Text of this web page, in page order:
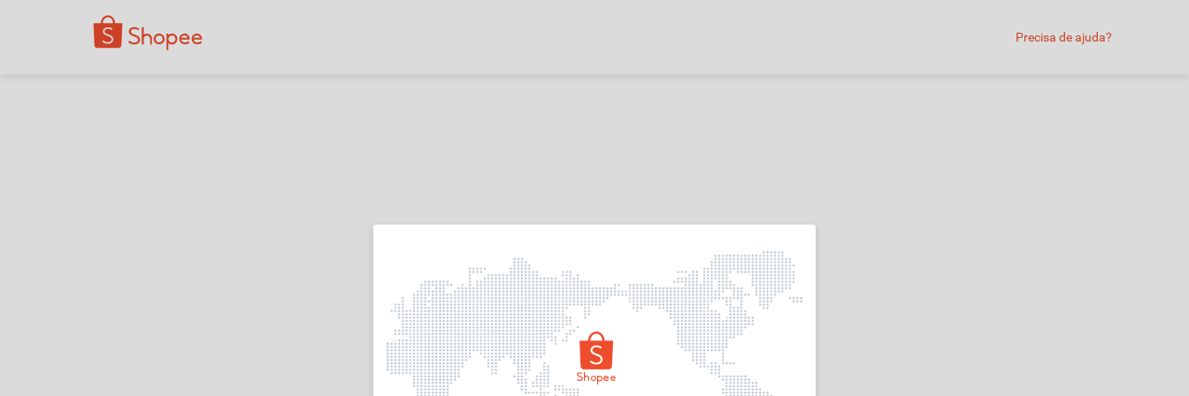
Precisa de ajuda?